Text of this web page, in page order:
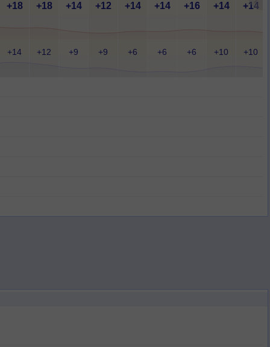
+18 +18 +14 +12 +14 +14 +16 +14 +14
+14 +12 +9 +9 +6 +6 +6 +10 +10